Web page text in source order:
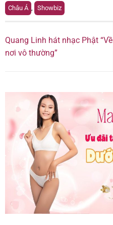
Châu Á
Showbiz
Quang Linh hát nhạc Phật “Về
nơi vô thường”